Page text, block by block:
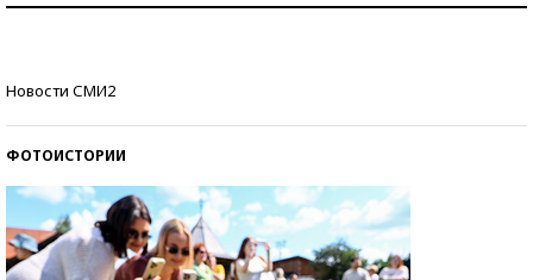
Новости СМИ2
ФОТОИСТОРИИ